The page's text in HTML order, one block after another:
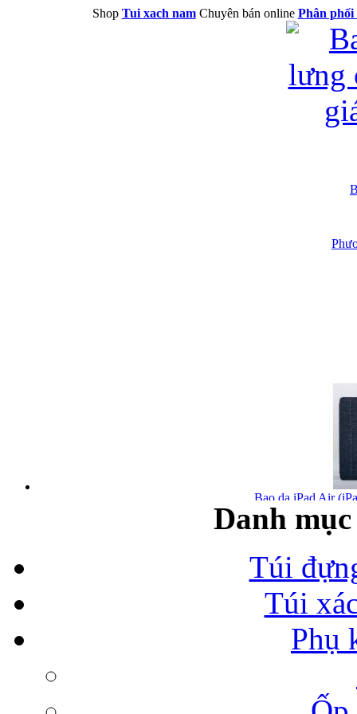
Shop Tui xach namChuyên bán online Phân phối
Bao da iPad Air
Bao da iPad Air
Danh
Túi
Túi
Phụ